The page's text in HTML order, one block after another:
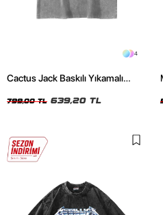
4
Cactus Jack Baskılı Yıkamalı
799,00 TL 639,20 TL